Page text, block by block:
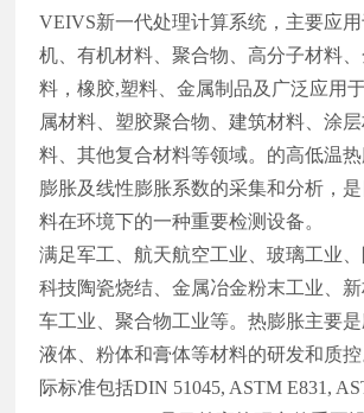
VEIVS新一代处理计算系统，主要应
机、有机材料、聚合物、高分子材料
料，橡胶,塑料、金属制品及广泛应用
属材料、塑胶聚合物、建筑材料、涂
料、其他复合材料等领域。的高低温
膨胀及线性膨胀系数的采集和分析，
料在环境下的一种重要检测设备。
满足军工、航天航空工业、玻璃工业
科技陶瓷烧结、金属冶金粉末工业、
车工业、聚合物工业等。热膨胀主要是
液体、粉体和膏体等材料的研发和质
际标准包括DIN 51045, ASTM E831,